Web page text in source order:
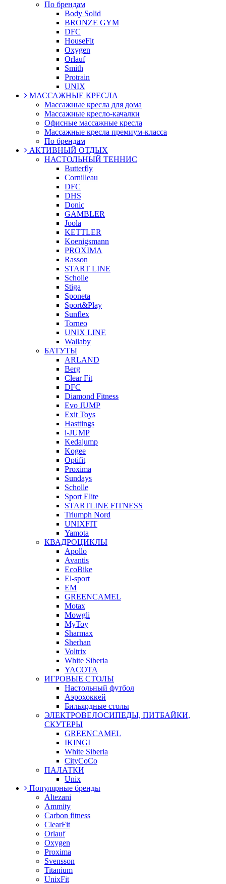
По брендам
Body Solid
BRONZE GYM
DFC
HouseFit
Oxygen
Orlauf
Smith
Protrain
UNIX
МАССАЖНЫЕ КРЕСЛА
Массажные кресла для дома
Массажные кресло-качалки
Офисные массажные кресла
Массажные кресла премиум-класса
По брендам
АКТИВНЫЙ ОТДЫХ
НАСТОЛЬНЫЙ ТЕННИС
Butterfly
Cornilleau
DFC
DHS
Donic
GAMBLER
Joola
KETTLER
Koenigsmann
PROXIMA
Rasson
START LINE
Scholle
Stiga
Sponeta
Sport&Play
Sunflex
Torneo
UNIX LINE
Wallaby
БАТУТЫ
ARLAND
Berg
Clear Fit
DFC
Diamond Fitness
Evo JUMP
Exit Toys
Hasttings
i-JUMP
Kedajump
Kogee
Optifit
Proxima
Sundays
Scholle
Sport Elite
STARTLINE FITNESS
Triumph Nord
UNIXFIT
Yamota
КВАДРОЦИКЛЫ
Apollo
Avantis
EcoBike
El-sport
EM
GREENCAMEL
Motax
Mowgli
MyToy
Sharmax
Sherhan
Voltrix
White Siberia
YACOTA
ИГРОВЫЕ СТОЛЫ
Настольный футбол
Аэрохоккей
Бильярдные столы
ЭЛЕКТРОВЕЛОСИПЕДЫ, ПИТБАЙКИ,
СКУТЕРЫ
GREENCAMEL
IKINGI
White Siberia
CityCoCo
ПАЛАТКИ
Unix
Популярные бренды
Altezani
Ammity
Carbon fitness
ClearFit
Orlauf
Oxygen
Proxima
Svensson
Titanium
UnixFit